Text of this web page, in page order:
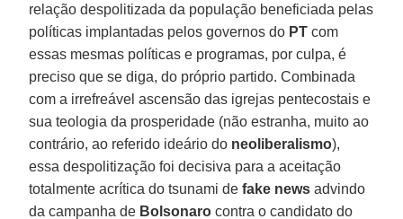
relação despolitizada da população beneficiada pelas
políticas implantadas pelos governos do PT com
essas mesmas políticas e programas, por culpa, é
preciso que se diga, do próprio partido. Combinada
com a irrefreável ascensão das igrejas pentecostais e
sua teologia da prosperidade (não estranha, muito ao
contrário, ao referido ideário do neoliberalismo),
essa despolitização foi decisiva para a aceitação
totalmente acrítica do tsunami defake news advindo
da campanha de Bolsonaro contra o candidato do